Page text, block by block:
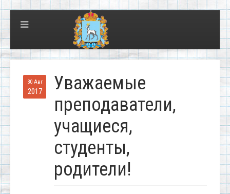
30 Авг
2017
Уважаемые
преподаватели,
учащиеся,
студенты,
родители!